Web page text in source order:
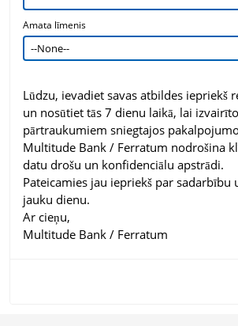
Amata līmenis
Amata līmenis
Lūdzu, ievadiet savas atbildes iepriekš
un nosūtiet tās 7 dienu laikā, lai
pārtraukumiem sniegtajos
Multitude Bank / Ferratum nodrošina
datu drošu un konfidenciālu apstrādi.
Pateicamies jau iepriekš par sadarbību
jauku dienu.
Ar cieņu,
Multitude Bank / Ferratum